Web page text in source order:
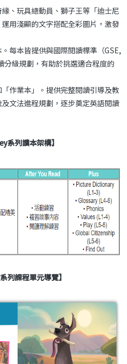
、玩具總動員、獅子王等「迪士尼
用淺顯的文字搭配全彩圖片，激發
每本皆提供與國際閱讀標準（GSE,
分級規劃，有助於挑選適合程度的
作業本」。提供完整閱讀引導及教
文法進程規劃，逐步奠定英語閱讀
系列讀本架構】
列課程單元導覽】